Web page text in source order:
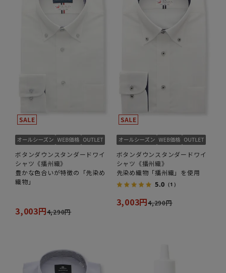
ボタンダウンスタンダードワイ
シャツ《播州織》
豊かな色合いが特徴の「先染め
織物」
3,003円4,290円
ボタンダウンスタンダードワイ
シャツ《播州織》
先染め織物「播州織」を使用
5.0 （1）
3,003円4,290円